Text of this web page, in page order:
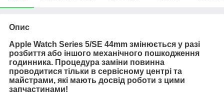
Опис
Apple Watch Series 5/SE 44mm змінюється у разі
розбиття або іншого механічного пошкодження
годинника. Процедура заміни повинна
проводитися тільки в сервісному центрі та
майстрами, які мають досвід роботи з цими
запчастинами!